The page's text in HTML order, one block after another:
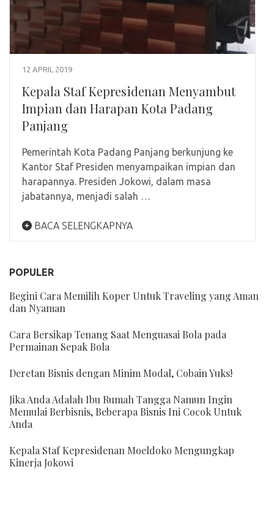
12 APRIL 2019
Kepala Staf Kepresidenan Menyambut
Impian dan Harapan Kota Padang
Panjang
Pemerintah Kota Padang Panjang berkunjung ke
Kantor Staf Presiden menyampaikan impian dan
harapannya. Presiden Jokowi, dalam masa
jabatannya, menjadi salah …
BACA SELENGKAPNYA
POPULER
Begini Cara Memilih Koper Untuk Traveling yang Aman
dan Nyaman
Cara Bersikap Tenang Saat Menguasai Bola pada
Permainan Sepak Bola
Deretan Bisnis dengan Minim Modal, Cobain Yuks!
Jika Anda Adalah Ibu Rumah Tangga Namun Ingin
Memulai Berbisnis, Beberapa Bisnis Ini Cocok Untuk
Anda
Kepala Staf Kepresidenan Moeldoko Mengungkap
Kinerja Jokowi